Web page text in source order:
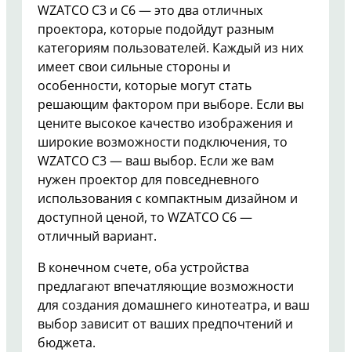
WZATCO C3 и C6 — это два отличных
проектора, которые подойдут разным
категориям пользователей. Каждый из них
имеет свои сильные стороны и
особенности, которые могут стать
решающим фактором при выборе. Если вы
цените высокое качество изображения и
широкие возможности подключения, то
WZATCO C3 — ваш выбор. Если же вам
нужен проектор для повседневного
использования с компактным дизайном и
доступной ценой, то WZATCO C6 —
отличный вариант.
В конечном счете, оба устройства
предлагают впечатляющие возможности
для создания домашнего кинотеатра, и ваш
выбор зависит от ваших предпочтений и
бюджета.